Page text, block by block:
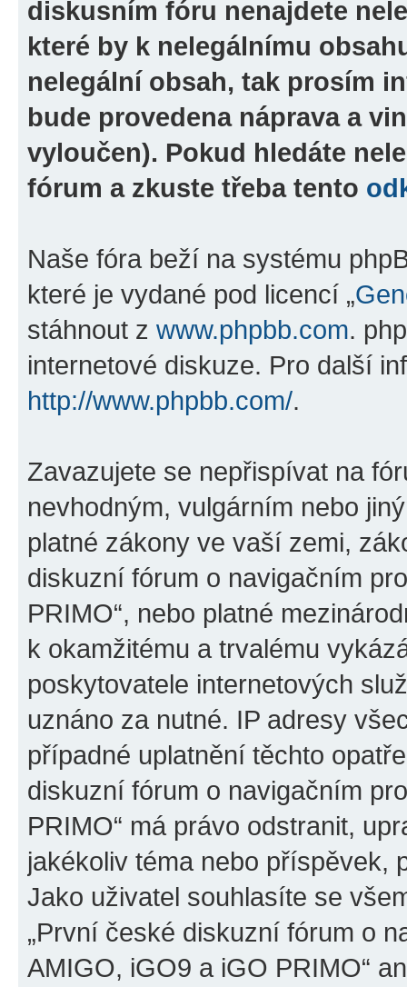
diskusním fóru nenajdete
které by k nelegálnímu
nelegální obsah, tak prosím
bude provedena náprava a
vyloučen). Pokud hledáte
fórum a zkuste třeba tento
Naše fóra beží na systému
které je vydané pod licencí „
stáhnout z www.phpbb.com.
internetové diskuze. Pro další
http://www.phpbb.com/.
Zavazujete se nepřispívat na
nevhodným, vulgárním nebo
platné zákony ve vaší zemi,
diskuzní fórum o navigačním
PRIMO“, nebo platné
k okamžitému a trvalému
poskytovatele internetových
uznáno za nutné. IP adresy
případné uplatnění těchto
diskuzní fórum o navigačním
PRIMO“ má právo odstranit,
jakékoliv téma nebo příspěvek,
Jako uživatel souhlasíte se
„První české diskuzní fórum o
AMIGO, iGO9 a iGO PRIMO“